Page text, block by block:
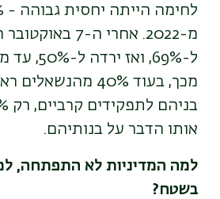
מ-2022. אחרי ה-
מכך, בעוד 40%
אותו הדבר על בנותיהם.
למה המדיניות לא התפתחה,
בשטח?